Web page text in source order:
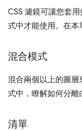
CSS 濾鏡可讓您套
式中才能使用。在本
混合模式
混合兩個以上的圖
式中，瞭解如何分離
清單